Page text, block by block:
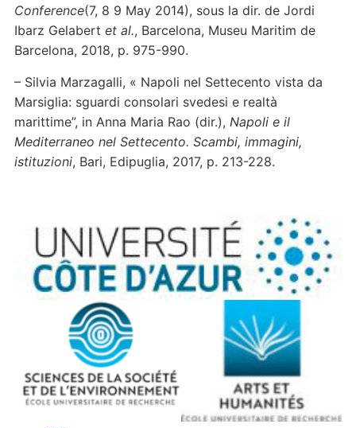
Conference(7, 8 9 May 2014), sous la dir. de Jordi
Ibarz Gelabert et al., Barcelona, Museu Maritim de
Barcelona, 2018, p. 975-990.
– Silvia Marzagalli, « Napoli nel Settecento vista da
Marsiglia: sguardi consolari svedesi e realtà
marittime”, in Anna Maria Rao (dir.), Napoli e il
Mediterraneo nel Settecento. Scambi, immagini,
istituzioni, Bari, Edipuglia, 2017, p. 213-228.